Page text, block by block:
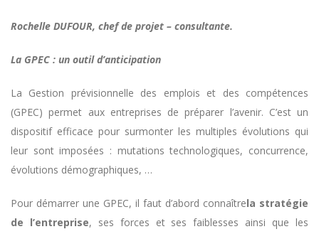
Rochelle DUFOUR, chef de projet – consultante.
La GPEC : un outil d’anticipation
La Gestion prévisionnelle des emplois et des compétences
(GPEC) permet aux entreprises de préparer l’avenir. C’est un
dispositif efficace pour surmonter les multiples évolutions qui
leur sont imposées : mutations technologiques, concurrence,
évolutions démographiques, …
Pour démarrer une GPEC, il faut d’abord connaîtrela stratégie
de l’entreprise, ses forces et ses faiblesses ainsi que les